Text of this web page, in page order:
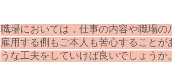
職場においては，仕事の内容や職場の
雇用する側もご本人も苦心すること
うな工夫をしていけば良いでしょうか。